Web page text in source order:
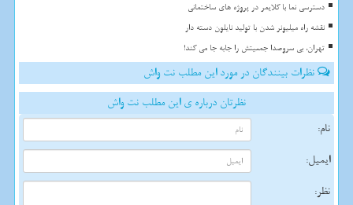
دسترسی نما با کلایمر در پروژه های ساختمانی
نقشه راه میلیونر شدن با تولید نایلون دسته دار
تهران، بی سروصدا جمعیتش را جابه جا می کند!
نظرات بینندگان در مورد این مطلب نت واش
نظرتان درباره ی این مطلب نت واش
نام:
ایمیل:
نظر: